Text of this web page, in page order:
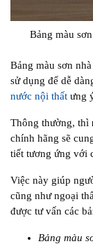
Bảng màu
Bảng màu sơn
sử dụng để dễ
nước nội thất ưng
Thông thường, thì
chính hãng sẽ
tiết tương ứng với
Việc này giúp
cũng như ngoại
được tư vấn các
Bảng màu